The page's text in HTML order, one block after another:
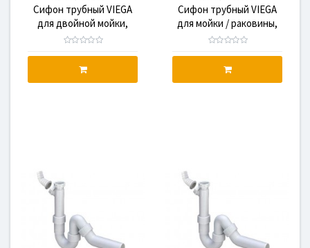
Сифон трубный VIEGA
для двойной мойки,
пластик
Сифон трубный VIEGA
для мойки / раковины,
1,1/4x40